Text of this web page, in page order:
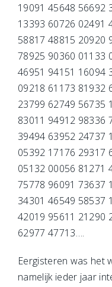
19091 45648 56692
13393 60726 02491
58817 48815 20920
78925 90360 01133
46951 94151 16094
09218 61173 81932
23799 62749 56735
83011 94912 98336
39494 63952 24737
05392 17176 29317
05132 00056 81271
75778 96091 73637
34301 46549 58537
42019 95611 21290
62977 47713….
Eergisteren was het
namelijk ieder jaar